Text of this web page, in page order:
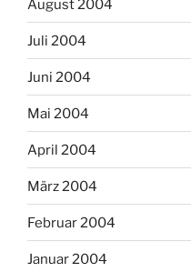
August 2004
Juli 2004
Juni 2004
Mai 2004
April 2004
März 2004
Februar 2004
Januar 2004